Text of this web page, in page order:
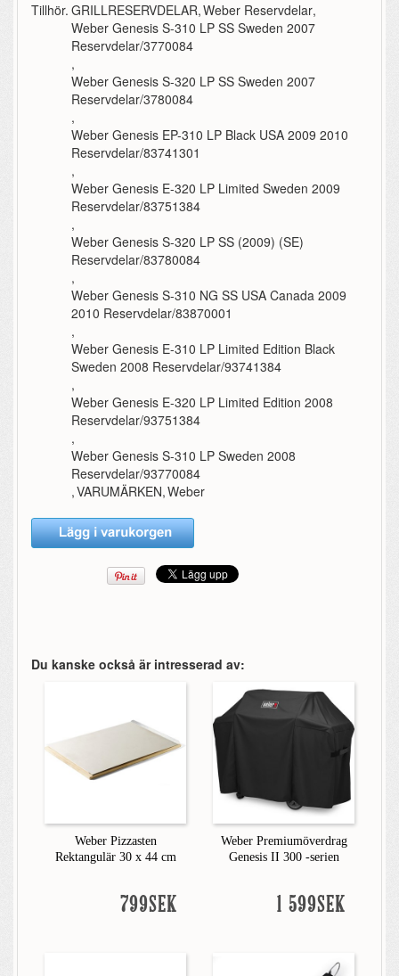
Tillhör. GRILLRESERVDELAR,Weber Reservdelar,
Weber Genesis S-310 LP SS Sweden 2007
Reservdelar/3770084
,
Weber Genesis S-320 LP SS Sweden 2007
Reservdelar/3780084
,
Weber Genesis EP-310 LP Black USA 2009 2010
Reservdelar/83741301
,
Weber Genesis E-320 LP Limited Sweden 2009
Reservdelar/83751384
,
Weber Genesis S-320 LP SS (2009) (SE)
Reservdelar/83780084
,
Weber Genesis S-310 NG SS USA Canada 2009
2010 Reservdelar/83870001
,
Weber Genesis E-310 LP Limited Edition Black
Sweden 2008 Reservdelar/93741384
,
Weber Genesis E-320 LP Limited Edition 2008
Reservdelar/93751384
,
Weber Genesis S-310 LP Sweden 2008
Reservdelar/93770084
,VARUMÄRKEN,Weber
Du kanske också är intresserad av:
Weber Pizzasten
Rektangulär 30 x 44 cm
799SEK
Weber Premiumöverdrag
Genesis II 300 -serien
1 599SEK